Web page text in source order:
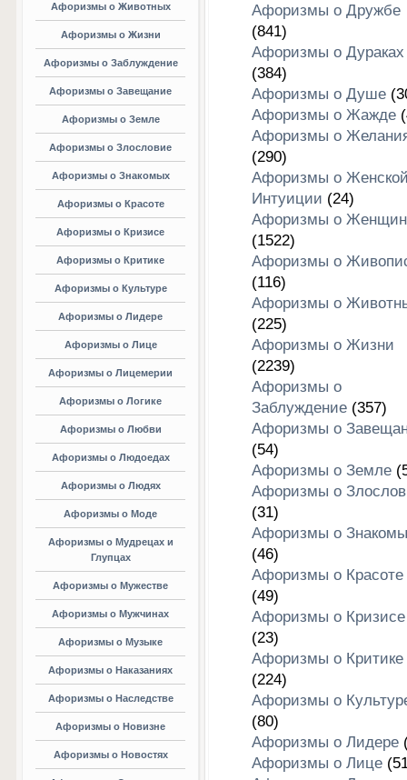
Афоризмы о Животных
Афоризмы о Жизни
Афоризмы о Заблуждение
Афоризмы о Завещание
Афоризмы о Земле
Афоризмы о Злословие
Афоризмы о Знакомых
Афоризмы о Красоте
Афоризмы о Кризисе
Афоризмы о Критике
Афоризмы о Культуре
Афоризмы о Лидере
Афоризмы о Лице
Афоризмы о Лицемерии
Афоризмы о Логике
Афоризмы о Любви
Афоризмы о Людоедах
Афоризмы о Людях
Афоризмы о Моде
Афоризмы о Мудрецах и
Глупцах
Афоризмы о Мужестве
Афоризмы о Мужчинах
Афоризмы о Музыке
Афоризмы о Наказаниях
Афоризмы о Наследстве
Афоризмы о Новизне
Афоризмы о Новостях
Афоризмы о Дружбе
(841)
Афоризмы о Дураках
(384)
Афоризмы о Душе
Афоризмы о Жажде
Афоризмы о
(290)
Афоризмы о
Интуиции (24)
Афоризмы о
(1522)
Афоризмы о
(116)
Афоризмы о
(225)
Афоризмы о Жизни
(2239)
Афоризмы о
Заблуждение(357)
Афоризмы о
(54)
Афоризмы о Земле
Афоризмы о
(31)
Афоризмы о
(46)
Афоризмы о Красоте
(49)
Афоризмы о Кризисе
(23)
Афоризмы о Критике
(224)
Афоризмы о
(80)
Афоризмы о Лидере
Афоризмы о Лице